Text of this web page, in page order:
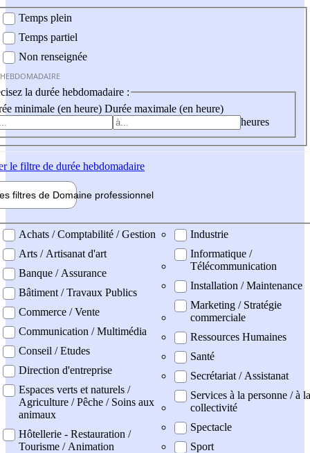
Temps plein
Temps partiel
Non renseignée
la durée hebdomadaire :
minimale (en heure) Durée maximale (en heure)
heures
le filtre de durée hebdomadaire
filtres de Domaine professionnel
professionel
Achats / Comptabilité / Gestion
Arts / Artisanat d'art
Banque / Assurance
Bâtiment / Travaux Publics
Commerce / Vente
Communication / Multimédia
Conseil / Etudes
Direction d'entreprise
Espaces verts et naturels /
Agriculture / Pêche / Soins aux
animaux
Hôtellerie - Restauration /
Tourisme / Animation
Industrie
Informatique /
Télécommunication
Installation / Maintenance
Marketing / Stratégie
commerciale
Ressources Humaines
Santé
Secrétariat / Assistanat
Services à la personne / à la
collectivité
Spectacle
Sport